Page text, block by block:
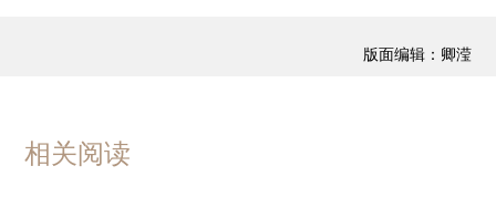
版面编辑：卿滢
相关阅读